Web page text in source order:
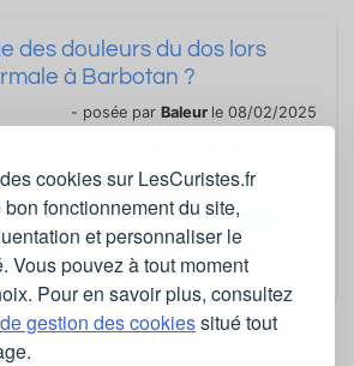
cookies sur LesCuristes.fr
fonctionnement du site,
et personnaliser le
Vous pouvez à tout moment
Pour en savoir plus, consultez
gestion des cookiessitué tout
Répondre
des douleurs du dos lors
à Barbotan ?
- posée par Baleur le 08/02/2025